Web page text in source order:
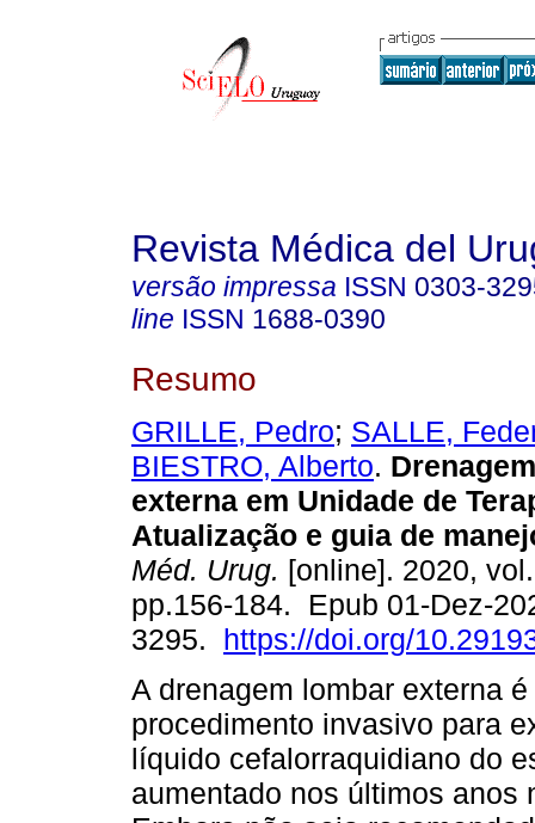
Revista Médica del
versão impressa ISSN 0303-
line ISSN 1688-0390
Resumo
GRILLE, Pedro; SALLE,
BIESTRO, Alberto.
externa em Unidade de
Atualização e guia de
Méd. Urug. [online]. 2020,
pp.156-184. Epub 01-Dez-
3295. https://doi.org/
A drenagem lombar externa é
procedimento invasivo para
líquido cefalorraquidiano do
aumentado nos últimos anos